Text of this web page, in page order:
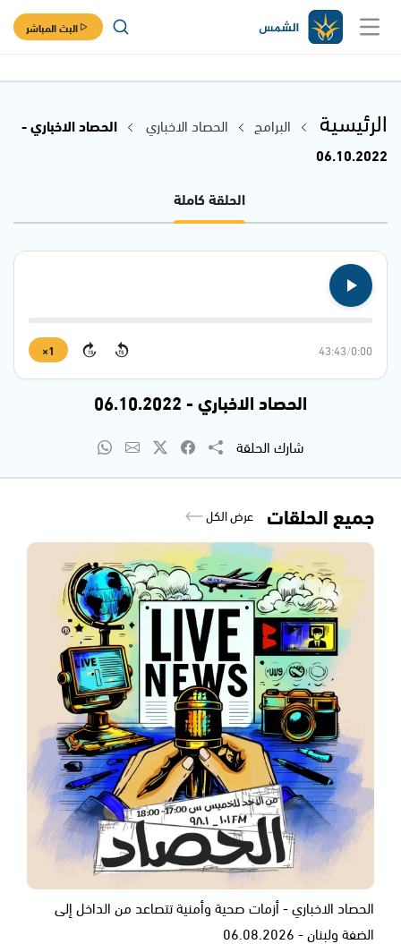
البث المباشر
الرئيسية البرامج الحصاد الاخباري
الحصاد الاخباري -
06.10.2022
الحلقة كاملة
0:00
/
43:43
15
15
1×
الحصاد الاخباري - 06.10.2022
شارك الحلقة
جميع الحلقات عرض الكل
الحصاد الاخباري - أزمات صحية وأمنية تتصاعد من الداخل إلى
الضفة ولبنان - 06.08.2026